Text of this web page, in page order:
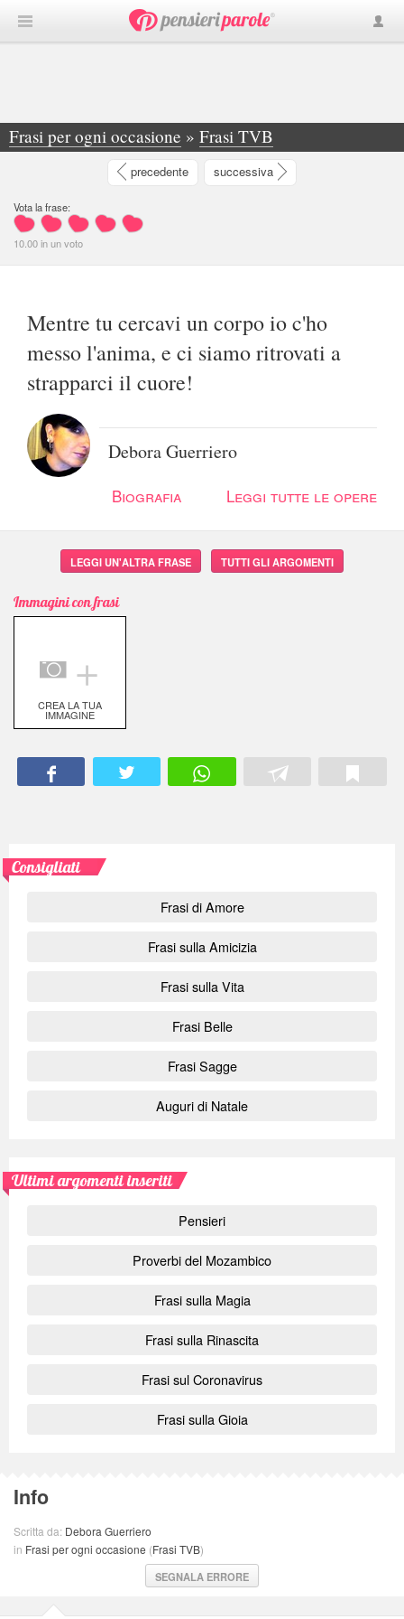
Frasi per ogni occasione » Frasi TVB
»Mentre tu cercavi un corpo io c'ho messo l... - Debora Guerriero
precedente successiva
Vota la frase:
10.00inunvoto
Mentre tu cercavi un corpo io c'ho
messo l'anima, e ci siamo ritrovati a
strapparci il cuore!
Debora Guerriero
Biografia Leggi tutte le opere
LEGGI UN'ALTRA FRASE TUTTI GLI ARGOMENTI
Immagini con frasi
＋
CREA LA TUA
IMMAGINE
Consigliati
Frasi di Amore
Frasi sulla Amicizia
Frasi sulla Vita
Frasi Belle
Frasi Sagge
Auguri di Natale
Ultimi argomenti inseriti
Pensieri
Proverbi del Mozambico
Frasi sulla Magia
Frasi sulla Rinascita
Frasi sul Coronavirus
Frasi sulla Gioia
Info
Scritta da: Debora Guerriero
in Frasi per ogni occasione (Frasi TVB)
SEGNALA ERRORE